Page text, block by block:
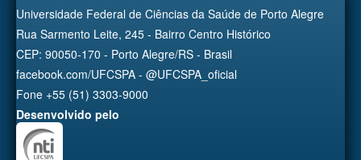
Universidade Federal de Ciências da Saúde de Porto Alegre
Rua Sarmento Leite, 245 - Bairro Centro Histórico
CEP: 90050-170 - Porto Alegre/RS - Brasil
facebook.com/UFCSPA - @UFCSPA_oficial
Fone +55 (51) 3303-9000
Desenvolvido pelo